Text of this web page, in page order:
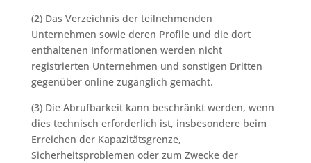
(2) Das Verzeichnis der teilnehmenden
Unternehmen sowie deren Profile und die dort
enthaltenen Informationen werden nicht
registrierten Unternehmen und sonstigen Dritten
gegenüber online zugänglich gemacht.
(3) Die Abrufbarkeit kann beschränkt werden, wenn
dies technisch erforderlich ist, insbesondere beim
Erreichen der Kapazitätsgrenze,
Sicherheitsproblemen oder zum Zwecke der